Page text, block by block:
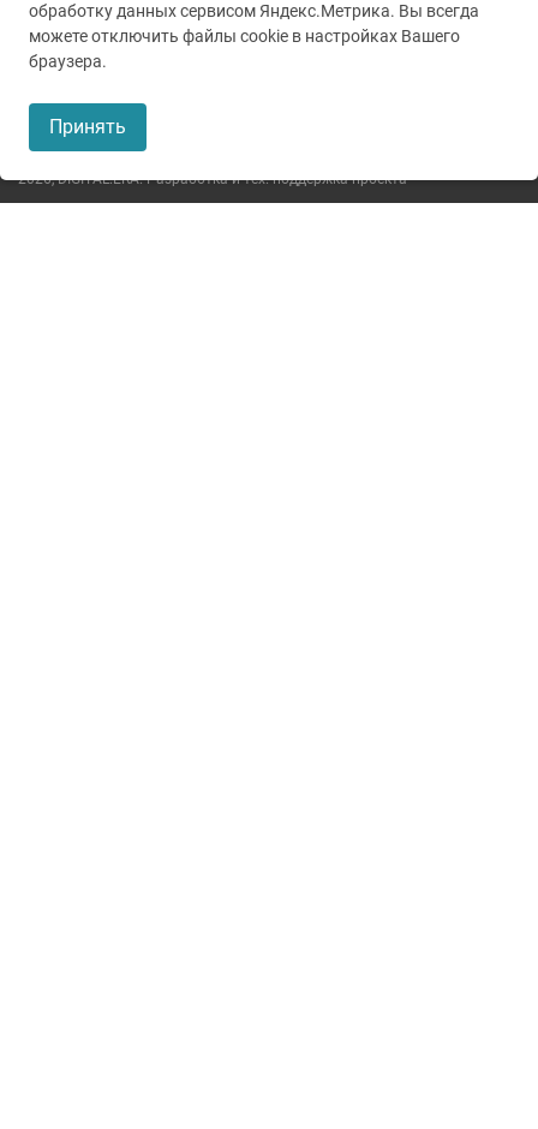
2026,DIGITAL.ERA. Разработка и тех. поддержка проекта
обработку данных сервисом Яндекс.Метрика. Вы всегда
можете отключить файлы cookie в настройках Вашего
браузера.
Принять